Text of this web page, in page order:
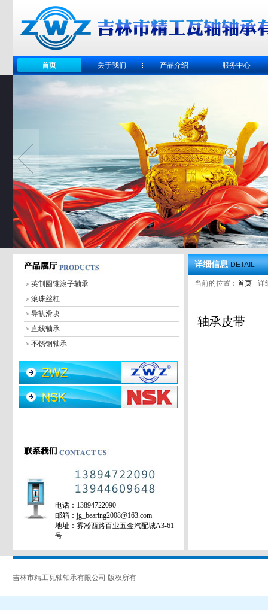
首页 关于我们 产品介绍 服务中心
＞ 英制圆锥滚子轴承
＞ 滚珠丝杠
＞ 导轨滑块
＞ 直线轴承
＞ 不锈钢轴承
＞调心球轴承
＞圆柱滚子轴承
＞调心滚子轴承
＞推力调心滚子轴承
＞轴承皮带
轴承加热器
密封件
角接触球轴承
电话：13894722090
邮箱：jg_bearing2008@163.com
地址：雾凇西路百业五金汽配城A3-61
号
详细信息DETAIL
当前的位置： 首页 - 详
轴承皮带
吉林市精工瓦轴轴承有限公司 版权所有